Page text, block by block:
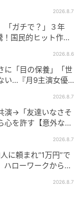
ロナ禍をきっかけに漫
じめ、過去に出会った
、SNSで発信中。
2026.8.7
「ガチで？」３年
！国民的ヒット作
2026.8.6
に「目の保養」「世
い…『月9主演女優
2026.8.7
演→「友達いなさそ
心を許す【意外な親
2026.8.7
に頼まれ“1万円”で
ローワークから届
2026.8.7